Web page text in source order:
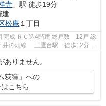
寺 」駅 徒歩19分
建
松庵 １丁目
井の頭線 三鷹台駅 徒歩12分 中
ありません。
荻窪」への
こちら